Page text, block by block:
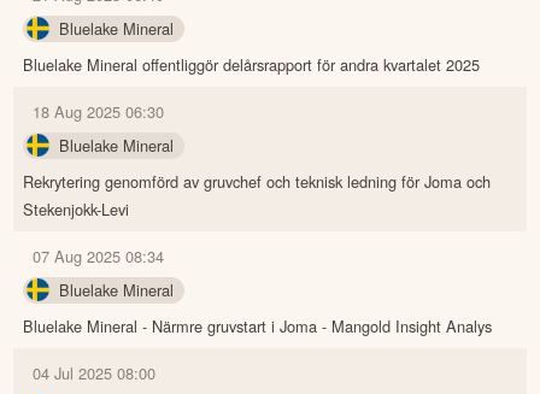
Bluelake Mineral
Bluelake Mineral offentliggör delårsrapport för andra kvartalet 2025
18 Aug 2025 06:30
Bluelake Mineral
Rekrytering genomförd av gruvchef och teknisk ledning för Joma och
Stekenjokk-Levi
07 Aug 2025 08:34
Bluelake Mineral
Bluelake Mineral - Närmre gruvstart i Joma - Mangold Insight Analys
04 Jul 2025 08:00